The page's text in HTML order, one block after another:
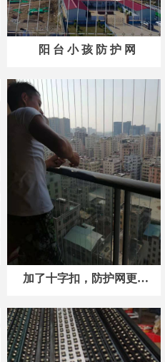
阳 台 小 孩 防 护 网
加了十字扣，防护网更加